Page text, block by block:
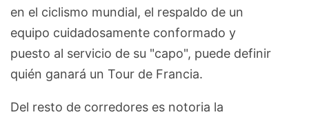
en el ciclismo mundial, el respaldo de un
equipo cuidadosamente conformado y
puesto al servicio de su "capo", puede definir
quién ganará un Tour de Francia.
Del resto de corredores es notoria la